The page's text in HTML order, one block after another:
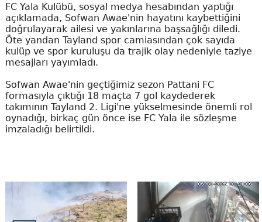
FC Yala Kulübü, sosyal medya hesabından yaptığı
açıklamada, Sofwan Awae'nin hayatını kaybettiğini
doğrulayarak ailesi ve yakınlarına başsağlığı diledi.
Öte yandan Tayland spor camiasından çok sayıda
kulüp ve spor kuruluşu da trajik olay nedeniyle taziye
mesajları yayımladı.
Sofwan Awae'nin geçtiğimiz sezon Pattani FC
formasıyla çıktığı 18 maçta 7 gol kaydederek
takımının Tayland 2. Ligi'ne yükselmesinde önemli rol
oynadığı, birkaç gün önce ise FC Yala ile sözleşme
imzaladığı belirtildi.